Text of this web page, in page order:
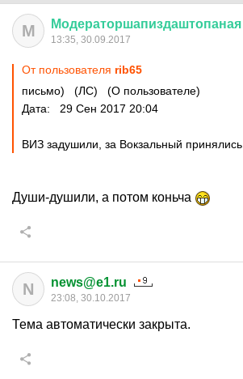
М Модераторшапиздаштопаная
13:35, 30.09.2017
От пользователя rib65
письмо) (ЛС) (О пользователе)
Дата: 29 Сен 2017 20:04
ВИЗ задушили, за Вокзальный принялись.
Души-душили, а потом коньча
N news@e1.ru
23:08, 30.10.2017
Тема автоматически закрыта.